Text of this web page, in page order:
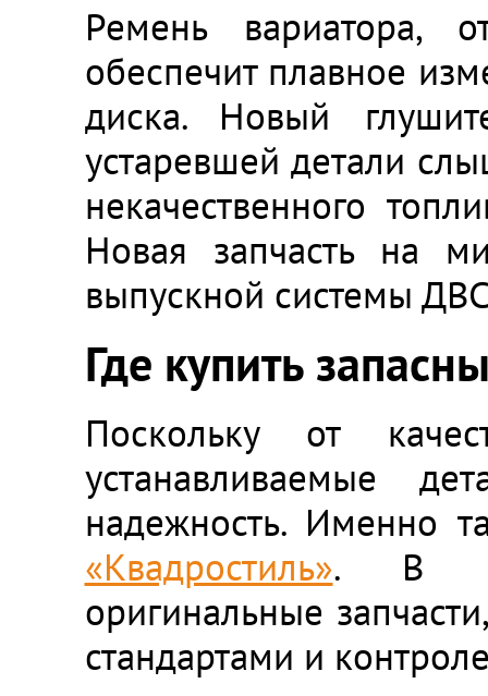
Ремень вариатора,
обеспечит плавное
диска. Новый
устаревшей детали
некачественного
Новая запчасть на
выпускной системы
Где купить
Поскольку от
устанавливаемые
надежность. Именно
«Квадростиль». В
оригинальные
стандартами и